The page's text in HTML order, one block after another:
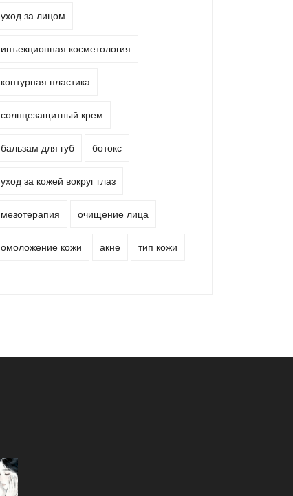
уход за лицом
инъекционная косметология
контурная пластика
солнцезащитный крем
бальзам для губ ботокс
уход за кожей вокруг глаз
мезотерапия очищение лица
омоложение кожи акне тип кожи